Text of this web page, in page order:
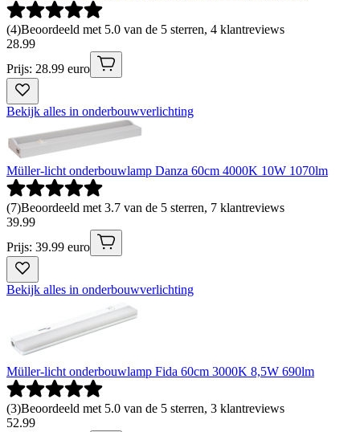
(4)Beoordeeld met 5.0 van de 5 sterren, 4 klantreviews
28.99
Prijs: 28.99 euro
Bekijk alles in onderbouwverlichting
Müller-licht onderbouwlamp Danza 60cm 4000K 10W 1070lm
(7)Beoordeeld met 3.7 van de 5 sterren, 7 klantreviews
39.99
Prijs: 39.99 euro
Bekijk alles in onderbouwverlichting
Müller-licht onderbouwlamp Fida 60cm 3000K 8,5W 690lm
(3)Beoordeeld met 5.0 van de 5 sterren, 3 klantreviews
52.99